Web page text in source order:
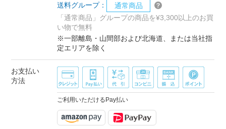
送料グループ：
通常商品
「通常商品」グループの商品を¥3,300以上のお買
い物で無料
※一部離島・山間部および北海道、または当社指
定エリアを除く
お支払い
方法
ご利用いただけるPay払い